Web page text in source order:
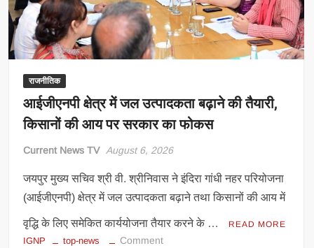
राजनीतिक
आईजीएनपी क्षेत्र में जल उत्पादकता बढ़ाने की तैयारी,
किसानों की आय पर सरकार का फोकस
Current News TV August 6, 2026
जयपुर मुख्य सचिव श्री वी. श्रीनिवास ने इंदिरा गांधी नहर परियोजना
(आईजीएनपी) क्षेत्र में जल उत्पादकता बढ़ाने तथा किसानों की आय में
वृद्धि के लिए समेकित कार्ययोजना तैयार करने के … READ MORE
IGNP top-news Commenton